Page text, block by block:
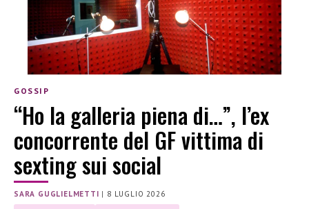
GOSSIP
“Ho la galleria piena di…”, l’ex
concorrente del GF vittima di
sexting sui social
SARA GUGLIELMETTI | 8 LUGLIO 2026